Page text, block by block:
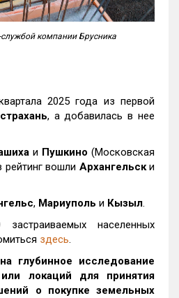
компании Брусника
2025 года из первой
, а добавилась в нее
и Пушкино (Московская
рейтинг вошли Архангельски
, Мариуполь и Кызыл.
населенных
здесь.
глубинное исследование
локаций для принятия
о покупке земельных